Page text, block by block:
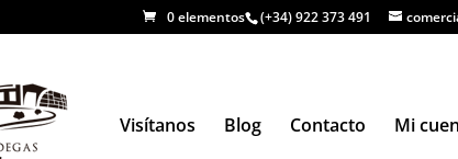
(+34) 922 373 491
0 elementos
Visítanos Blog Contacto Mi